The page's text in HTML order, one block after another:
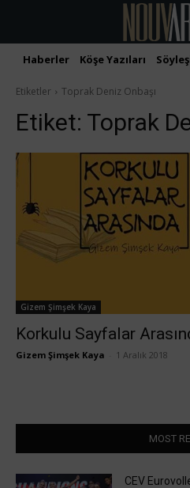
Haberler Köşe Yazıları
Etiketler Toprak Deniz Onbaşı
Etiket: Toprak
Gizem Şimşek Kaya
Korkulu Sayfalar
Gizem Şimşek Kaya 1 Aralık 2018
MOST
CEV